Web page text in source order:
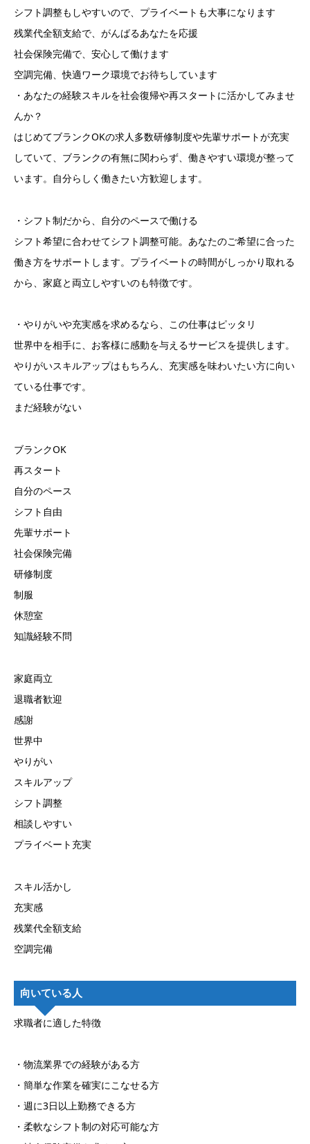
シフト調整もしやすいので、プライベートも大事になります
残業代全額支給で、がんばるあなたを応援
社会保険完備で、安心して働けます
空調完備、快適ワーク環境でお待ちしています
・あなたの経験スキルを社会復帰や再スタートに活かしてみませ
んか？
はじめてブランクOKの求人多数研修制度や先輩サポートが充実
していて、ブランクの有無に関わらず、働きやすい環境が整って
います。自分らしく働きたい方歓迎します。
・シフト制だから、自分のペースで働ける
シフト希望に合わせてシフト調整可能。あなたのご希望に合った
働き方をサポートします。プライベートの時間がしっかり取れる
から、家庭と両立しやすいのも特徴です。
・やりがいや充実感を求めるなら、この仕事はピッタリ
世界中を相手に、お客様に感動を与えるサービスを提供します。
やりがいスキルアップはもちろん、充実感を味わいたい方に向い
ている仕事です。
まだ経験がない
ブランクOK
再スタート
自分のペース
シフト自由
先輩サポート
社会保険完備
研修制度
制服
休憩室
知識経験不問
家庭両立
退職者歓迎
感謝
世界中
やりがい
スキルアップ
シフト調整
相談しやすい
プライベート充実
スキル活かし
充実感
残業代全額支給
空調完備
向いている人
求職者に適した特徴
・物流業界での経験がある方
・簡単な作業を確実にこなせる方
・週に3日以上勤務できる方
・柔軟なシフト制の対応可能な方